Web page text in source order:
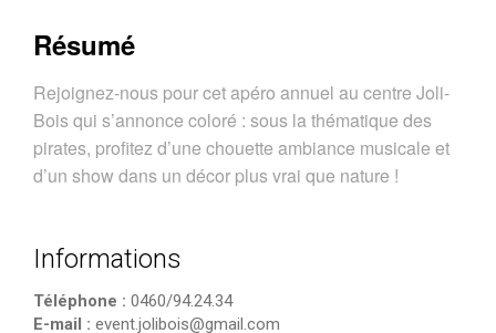
Résumé
Rejoignez-nous pour cet apéro annuel au centre Joli-
Bois qui s’annonce coloré : sous la thématique des
pirates, profitez d’une chouette ambiance musicale et
d’un show dans un décor plus vrai que nature !
Informations
Téléphone : 0460/94.24.34
E-mail : event.jolibois@gmail.com